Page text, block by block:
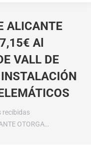
ALICANTE
Al
VALL DE
recibidas
OTORGA…